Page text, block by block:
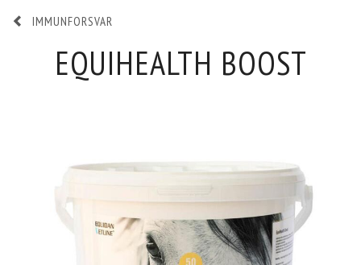
IMMUNFORSVAR
EQUIHEALTH BOOST